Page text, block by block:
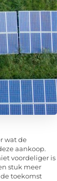
wat de
aankoop.
voordeliger is
stuk meer
toekomst